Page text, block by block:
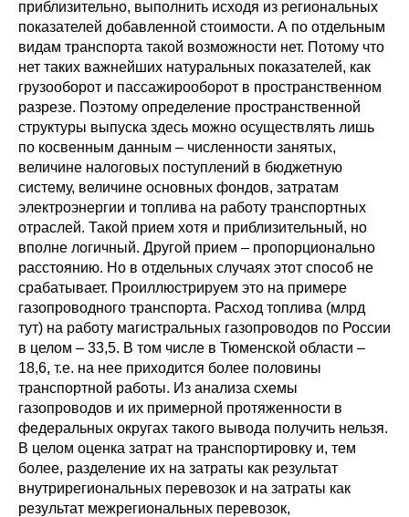
приблизительно, выполнить исходя из региональных
показателей добавленной стоимости. А по отдельным
видам транспорта такой возможности нет. Потому что
нет таких важнейших натуральных показателей, как
грузооборот и пассажирооборот в пространственном
разрезе. Поэтому определение пространственной
структуры выпуска здесь можно осуществлять лишь
по косвенным данным – численности занятых,
величине налоговых поступлений в бюджетную
систему, величине основных фондов, затратам
электроэнергии и топлива на работу транспортных
отраслей. Такой прием хотя и приблизительный, но
вполне логичный. Другой прием – пропорционально
расстоянию. Но в отдельных случаях этот способ не
срабатывает. Проиллюстрируем это на примере
газопроводного транспорта. Расход топлива (млрд
тут) на работу магистральных газопроводов по России
в целом – 33,5. В том числе в Тюменской области –
18,6, т.е. на нее приходится более половины
транспортной работы. Из анализа схемы
газопроводов и их примерной протяженности в
федеральных округах такого вывода получить нельзя.
В целом оценка затрат на транспортировку и, тем
более, разделение их на затраты как результат
внутрирегиональных перевозок и на затраты как
результат межрегиональных перевозок,